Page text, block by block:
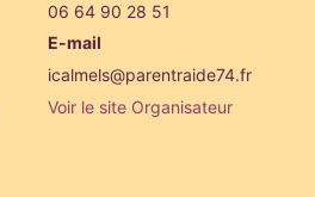
06 64 90 28 51
E-mail
icalmels@parentraide74.fr
Voir le site Organisateur